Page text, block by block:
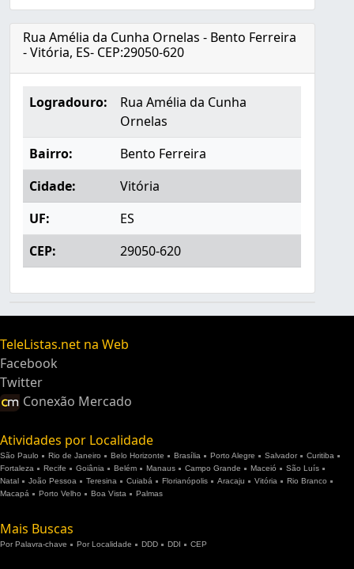
Rua Amélia da Cunha Ornelas - Bento Ferreira
- Vitória, ES- CEP:29050-620
Logradouro:
Rua Amélia da Cunha
Ornelas
Bairro:
Bento Ferreira
Cidade:
Vitória
UF:
ES
CEP:
29050-620
TeleListas.net na Web
Facebook
Twitter
Conexão Mercado
Atividades por Localidade
São Paulo Rio de Janeiro Belo Horizonte Brasília Porto Alegre Salvador
Curitiba
Fortaleza
Recife Goiânia Belém Manaus Campo Grande Maceió
São Luís
Natal
João Pessoa Teresina Cuiabá Florianópolis Aracaju Vitória
Rio Branco
Macapá
Porto Velho Boa Vista Palmas
Mais Buscas
Por Palavra-chave Por Localidade DDD DDI CEP